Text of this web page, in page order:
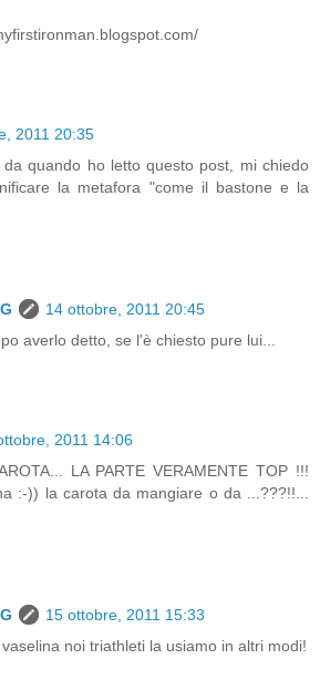
2011 20:35
quando ho letto questo post, mi chiedo
la metafora "come il bastone e la
14 ottobre, 2011 20:45
averlo detto, se l'è chiesto pure lui...
2011 14:06
LA PARTE VERAMENTE TOP !!!
:-)) la carota da mangiare o da ...???!!...
15 ottobre, 2011 15:33
noi triathleti la usiamo in altri modi!